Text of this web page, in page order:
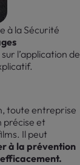
à la Sécurité
l’application de
toute entreprise
précise et
Il peut
à la prévention